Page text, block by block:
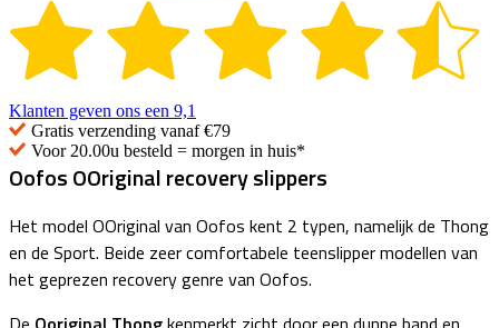
Klanten geven ons een 9,1
Gratis verzending vanaf €79
Voor 20.00u besteld = morgen in huis*
Oofos OOriginal recovery slippers
Het model OOriginal van Oofos kent 2 typen, namelijk de Thong
en de Sport. Beide zeer comfortabele teenslipper modellen van
het geprezen recovery genre van Oofos.